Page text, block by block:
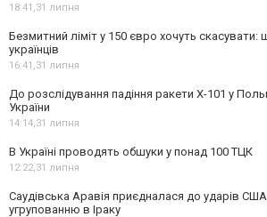
18:41,31 липня
Безмитний ліміт у 150 євро хочуть скасувати:
українців
16:41,31 липня
До розслідування падіння ракети Х-101 у
України
14:14,31 липня
В Україні проводять обшуки у понад 100 ТЦК
12:22,31 липня
Саудівська Аравія приєдналася до ударів
угрупованню в Іраку